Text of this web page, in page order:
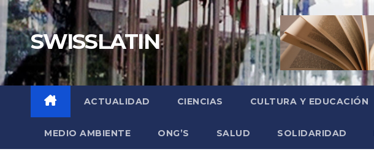
Saltar
al
contenidoSWISSLATIN
ACTUALIDAD CIENCIAS CULTURA Y EDUCACIÓN
MEDIO AMBIENTE ONG’S SALUD SOLIDARIDAD